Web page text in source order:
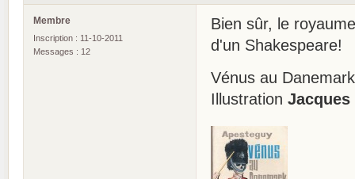
Membre
Inscription : 11-10-2011
Messages : 12
Bien sûr, le
d'un Shakespeare!
Vénus au
Illustration Jacques